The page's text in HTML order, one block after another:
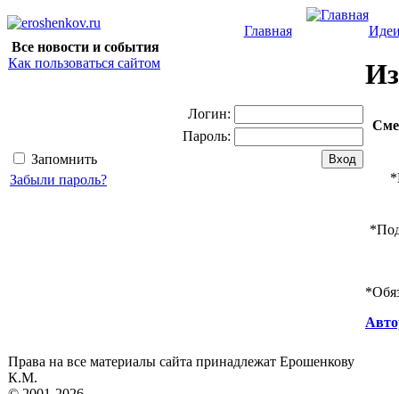
Главная
Все новости и события
Как пользоваться сайтом
Логин:
Пароль:
Запомнить
Забыли пароль?
*
*
*
Права на все материалы сайта принадлежат Ерошенкову
К.М.